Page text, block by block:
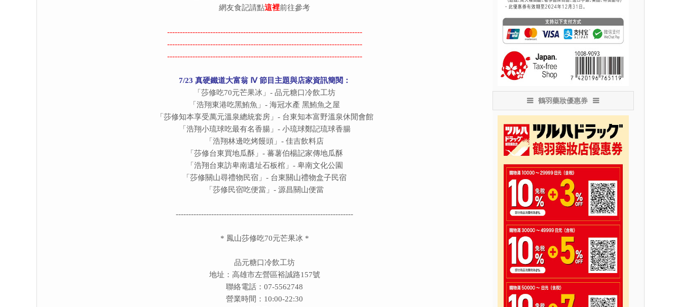
網友食記請點這裡前往參考
-----------------------------------------------------------------------------
-----------------------------------------------------------------------------
-----------------------------------------------------------------------------
7/23 真硬鐵道大富翁 Ⅳ 節目主題與店家資訊簡閱：
「莎修吃70元芒果冰」- 品元糖口冷飲工坊
「浩翔東港吃黑鮪魚」- 海冠水產 黑鮪魚之屋
「莎修知本享受萬元溫泉總統套房」- 台東知本富野溫泉休閒會館
「浩翔小琉球吃最有名香腸」- 小琉球鄭記琉球香腸
「浩翔林邊吃烤饅頭」- 佳吉飲料店
「莎修台東買地瓜酥」- 蕃薯伯楊記家傳地瓜酥
「浩翔台東訪卑南遺址石板棺」- 卑南文化公園
「莎修關山尋禮物民宿」- 台東關山禮物盒子民宿
「莎修民宿吃便當 」-源昌關山便當
----------------------------------------------------------------------
* 鳳山莎修吃70元芒果冰 *
品元糖口冷飲工坊
地址：高雄市左營區裕誠路157號
聯絡電話：07-5562748
營業時間：10:00-22:30
鶴羽藥妝優惠券